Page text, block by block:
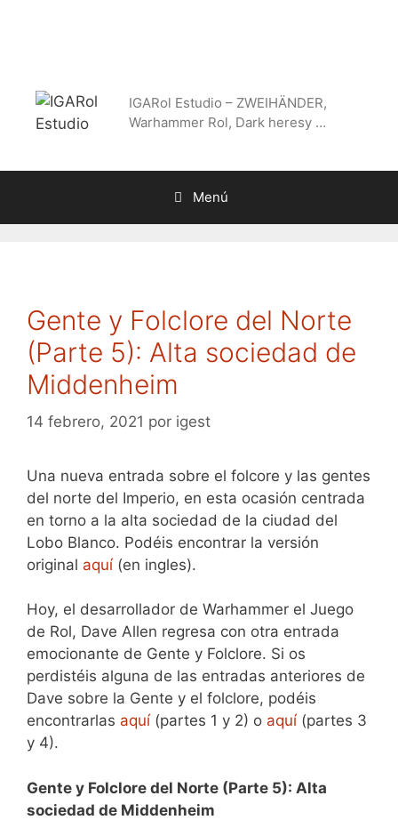
IGARol Estudio – ZWEIHÄNDER,
Warhammer Rol, Dark heresy …
Menú
Gente y Folclore del Norte
(Parte 5): Alta sociedad de
Middenheim
14 febrero, 2021 por igest
Una nueva entrada sobre el folcore y las gentes
del norte del Imperio, en esta ocasión centrada
en torno a la alta sociedad de la ciudad del
Lobo Blanco. Podéis encontrar la versión
original aquí (en ingles).
Hoy, el desarrollador de Warhammer el Juego
de Rol, Dave Allen regresa con otra entrada
emocionante de Gente y Folclore. Si os
perdistéis alguna de las entradas anteriores de
Dave sobre la Gente y el folclore, podéis
encontrarlas aquí (partes 1 y 2) o aquí (partes 3
y 4).
Gente y Folclore del Norte (Parte 5): Alta
sociedad de Middenheim